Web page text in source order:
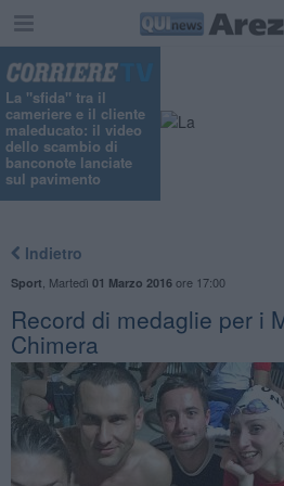
La "sfida" tra il
cameriere e il cliente
maleducato: il video
dello scambio di
banconote lanciate
sul pavimento
Indietro
Sport Martedì 01 Marzo 2016ore 17:00
Record di medaglie per i
Chimera